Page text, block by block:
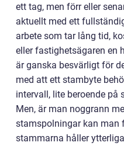
ett tag, men förr eller
aktuellt med ett
arbete som tar lång tid,
eller fastighetsägaren en
är ganska besvärligt för
med att ett stambyte
intervall, lite beroende
Men, är man noggrann
stamspolningar kan man
stammarna håller